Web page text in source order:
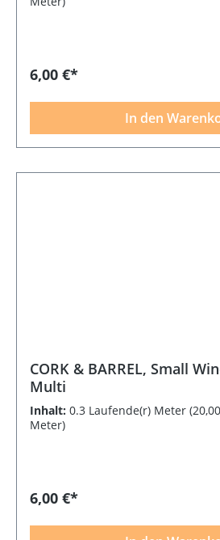
6,00 €*
In den
CORK & BARREL, Small
Multi
Inhalt: 0.3 Laufende(r) Meter
Meter)
6,00 €*